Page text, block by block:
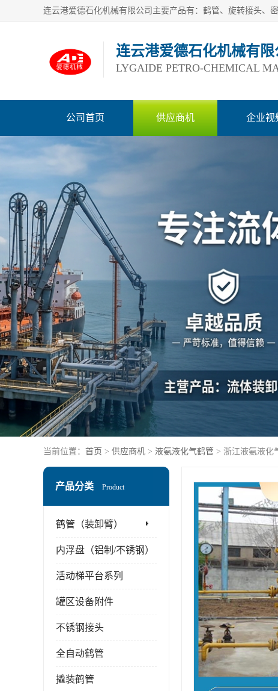
连云港爱德石化机械有限
LYGAIDE PETRO-CHEMICAL
公司首页 供应商机 企业视
当前位置： 首页 > 供应商机 > 液氨液化气鹤管 > 浙江液氨液化
产品分类 Product
鹤管（装卸臂）
内浮盘（铝制/不锈钢）
活动梯平台系列
罐区设备附件
不锈钢接头
全自动鹤管
撬装鹤管